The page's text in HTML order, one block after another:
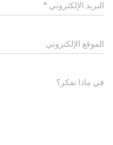
البريد الإلكتروني *
الموقع الإلكتروني
في ماذا تفكر؟